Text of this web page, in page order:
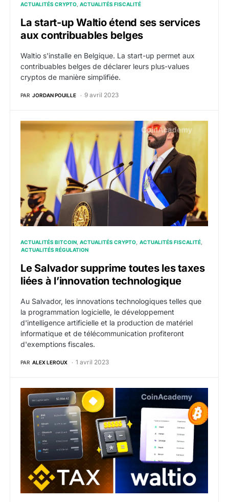
ACTUALITÉS CRYPTO ACTUALITÉS FISCALITÉ
La start-up Waltio étend ses services
aux contribuables belges
Waltio s'installe en Belgique. La start-up permet aux
contribuables belges de déclarer leurs plus-values
cryptos de manière simplifiée.
PAR JORDAN POUILLE 9 avril 2023
Le Salvador supprime toutes les taxes liées à
ACTUALITÉS BITCOIN ACTUALITÉS CRYPTO ACTUALITÉS FISCALITÉ
ACTUALITÉS RÉGULATION
Le Salvador supprime toutes les taxes
liées à l’innovation technologique
Au Salvador, les innovations technologiques telles que
la programmation logicielle, le développement
d'intelligence artificielle et la production de matériel
informatique et de télécommunication profiteront
d'exemptions fiscales.
PAR ALEX LEROUX 1 avril 2023
Quel est le meilleur outil impôts crypto : Comparatif